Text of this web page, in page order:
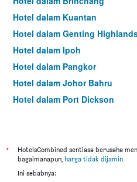
Hotel dalam Kuantan
Hotel dalam Genting
Hotel dalam Ipoh
Hotel dalam Pangkor
Hotel dalam Johor Bahru
Hotel dalam Port Dickson
*
HotelsCombined sentiasa berusaha
bagaimanapun, harga tidak dijamin.
Ini sebabnya: